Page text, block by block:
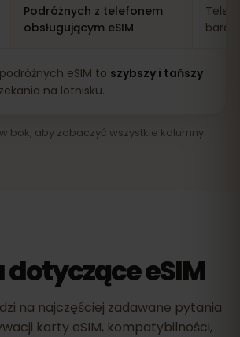
Podróżnych z telefonem
obsługującym eSIM
eSIM to szybszy i tańszy
na lotnisku.
bok, aby zobaczyć wszystkie kolumny.
eSIM
na najczęściej zadawane pytania
karty eSIM, kompatybilności,